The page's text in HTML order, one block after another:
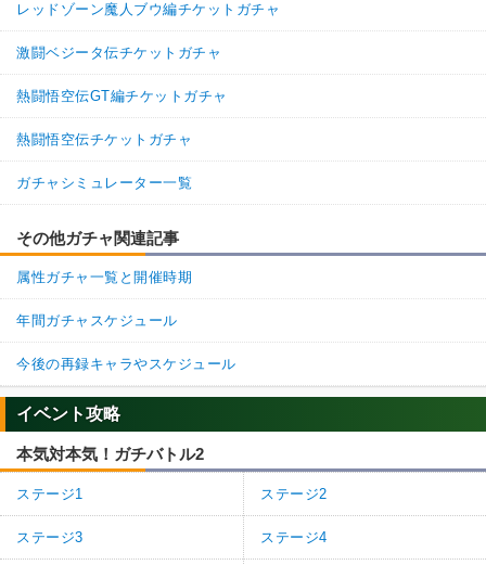
レッドゾーン魔人ブウ編チケットガチャ
激闘ベジータ伝チケットガチャ
熱闘悟空伝GT編チケットガチャ
熱闘悟空伝チケットガチャ
ガチャシミュレーター一覧
その他ガチャ関連記事
属性ガチャ一覧と開催時期
年間ガチャスケジュール
今後の再録キャラやスケジュール
イベント攻略
本気対本気！ガチバトル2
ステージ1 ステージ2
ステージ3 ステージ4